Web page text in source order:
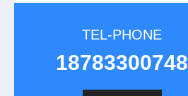
TEL-PHONE
18783300748